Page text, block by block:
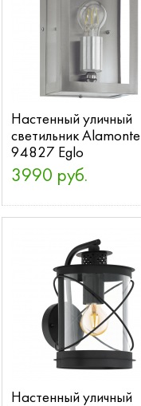
Настенный уличный
светильник Alamonte
94827 Eglo
3990 руб.
Настенный уличный